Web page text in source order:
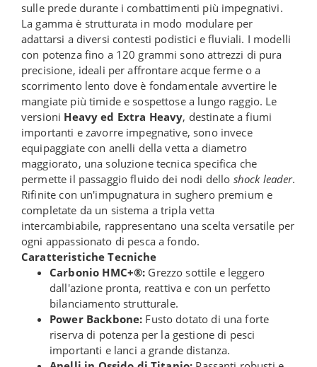
sulle prede durante i combattimenti più impegnativi.
La gamma è strutturata in modo modulare per
adattarsi a diversi contesti podistici e fluviali. I modelli
con potenza fino a 120 grammi sono attrezzi di pura
precisione, ideali per affrontare acque ferme o a
scorrimento lento dove è fondamentale avvertire le
mangiate più timide e sospettose a lungo raggio. Le
versioni Heavy ed Extra Heavy, destinate a fiumi
importanti e zavorre impegnative, sono invece
equipaggiate con anelli della vetta a diametro
maggiorato, una soluzione tecnica specifica che
permette il passaggio fluido dei nodi dello shock leader.
Rifinite con un'impugnatura in sughero premium e
completate da un sistema a tripla vetta
intercambiabile, rappresentano una scelta versatile per
ogni appassionato di pesca a fondo.
Caratteristiche Tecniche
Carbonio HMC+®: Grezzo sottile e leggero
dall'azione pronta, reattiva e con un perfetto
bilanciamento strutturale.
Power Backbone: Fusto dotato di una forte
riserva di potenza per la gestione di pesci
importanti e lanci a grande distanza.